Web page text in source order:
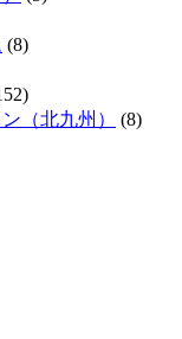
(8)
（北九州）
(8)